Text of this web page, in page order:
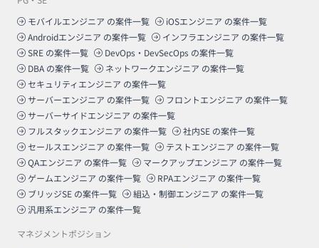
モバイルエンジニア の案件一覧 iOSエンジニア の案件一覧
Androidエンジニア の案件一覧 インフラエンジニア の案件一覧
SRE の案件一覧 DevOps・DevSecOps の案件一覧
DBA の案件一覧 ネットワークエンジニア の案件一覧
セキュリティエンジニア の案件一覧
サーバーエンジニア の案件一覧 フロントエンジニア の案件一覧
サーバーサイドエンジニア の案件一覧
フルスタックエンジニア の案件一覧 社内SE の案件一覧
セールスエンジニア の案件一覧 テストエンジニア の案件一覧
QAエンジニア の案件一覧 マークアップエンジニア の案件一覧
ゲームエンジニア の案件一覧 RPAエンジニア の案件一覧
ブリッジSE の案件一覧 組込・制御エンジニア の案件一覧
汎用系エンジニア の案件一覧
マネジメントポジション